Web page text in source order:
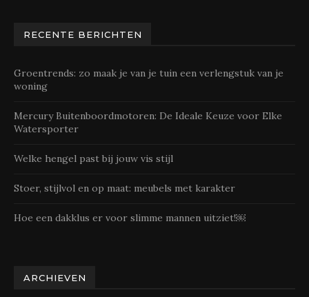
RECENTE BERICHTEN
Groentrends: zo maak je van je tuin een verlengstuk van je
woning
Mercury Buitenboordmotoren: De Ideale Keuze voor Elke
Watersporter
Welke hengel past bij jouw vis stijl
Stoer, stijlvol en op maat: meubels met karakter
Hoe een dakklus er voor slimme mannen uitziet!￼
ARCHIEVEN